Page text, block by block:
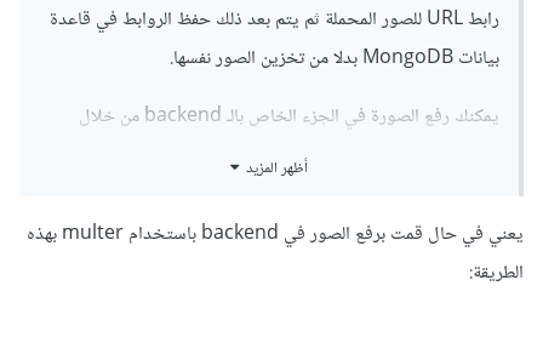
رابط URL للصور المحملة ثم يتم بعد ذلك حفظ الروابط في قاعدة
بيانات MongoDB بدلا من تخزين الصور نفسها.
يمكنك رفع الصورة في الجزء الخاص بالـ backend من خلال
استخدام مكتبة مثل Multer لتحميل الملفات (للتعامل مع ملفات
خارجية من خلال واجهةAPI
الخاصة ب Amazon S3 مثلا
لتحميل الصورة وتخزينها وبعد رفع الصورة بنجاح، ستحصلين على
أظهر المزيد
يعني في حال قمت برفع الصور في backend باستخدام multer بهذه
الطريقة: